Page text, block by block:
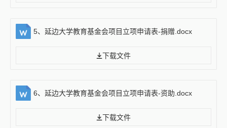
5、延边大学教育基金会项目立项申请表-捐赠.docx
下载文件
6、延边大学教育基金会项目立项申请表-资助.docx
下载文件